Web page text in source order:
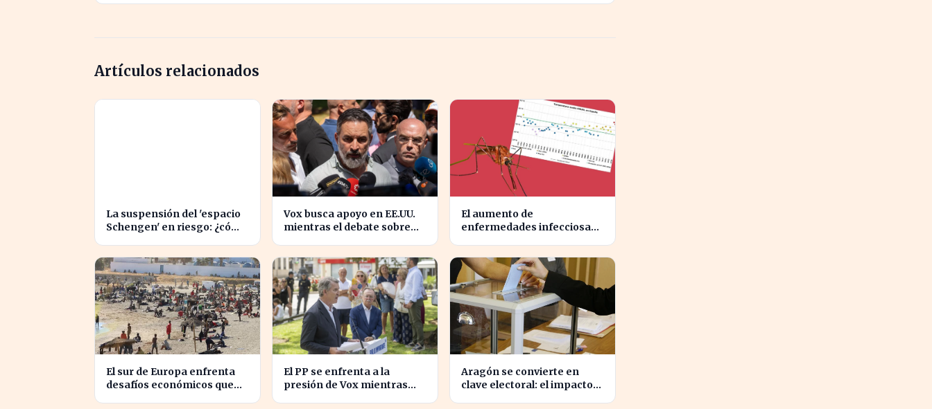
Artículos relacionados
La suspensión del 'espacio
Schengen' en riesgo: ¿cómo
Vox busca apoyo en EE.UU.
mientras el debate sobre
El aumento de
enfermedades infecciosas
El sur de Europa enfrenta
desafíos económicos que
El PP se enfrenta a la
presión de Vox mientras
Aragón se convierte en
clave electoral: el impacto